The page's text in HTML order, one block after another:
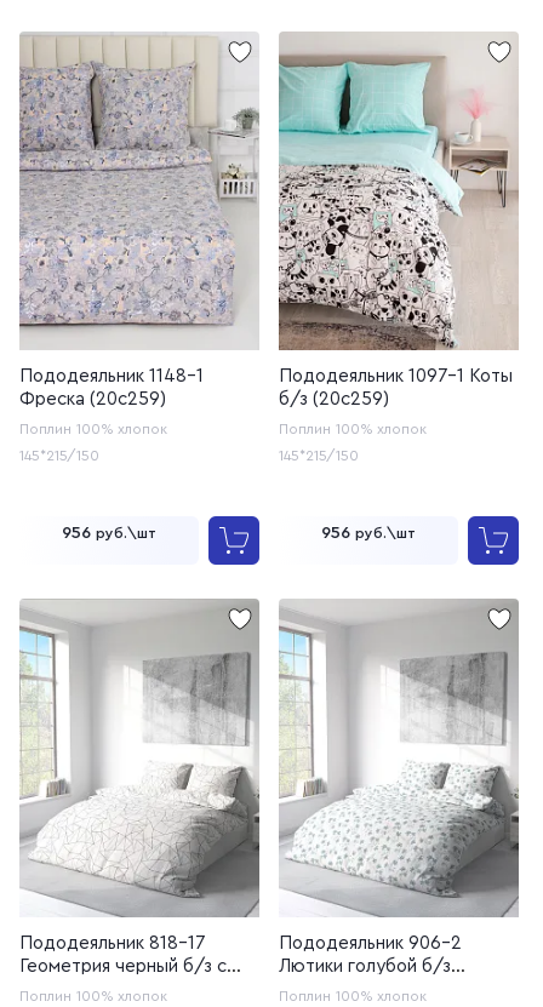
Пододеяльник 1148-1
Фреска (20с259)
Поплин 100% хлопок
145*215/150
956 руб.\шт
Пододеяльник 1097-1 Коты
б/з (20с259)
Поплин 100% хлопок
145*215/150
956 руб.\шт
Пододеяльник 818-17
Геометрия черный б/з с
молнией (20с259)
Поплин 100% хлопок
Пододеяльник 906-2
Лютики голубой б/з
(20с259)
Поплин 100% хлопок